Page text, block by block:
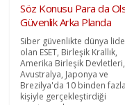
Söz Konusu Para da
Güvenlik Arka Planda
Siber güvenlikte dünya
olan ESET, Birleşik Krallık,
Amerika Birleşik Devletleri,
Avustralya, Japonya ve
Brezilya'da 10 binden fazla
kişiyle gerçekleştirdiği